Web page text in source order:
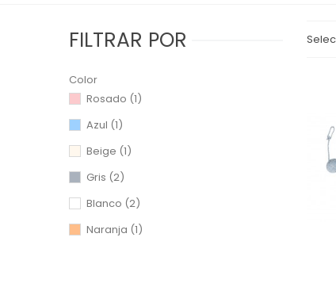
FILTRAR POR
Color
Rosado (1)
Azul (1)
Beige (1)
Gris (2)
Blanco (2)
Naranja (1)